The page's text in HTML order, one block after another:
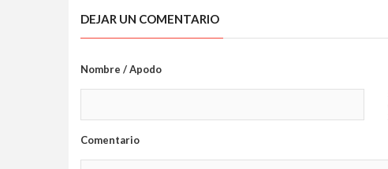
DEJAR UN COMENTARIO
Nombre / Apodo
Comentario